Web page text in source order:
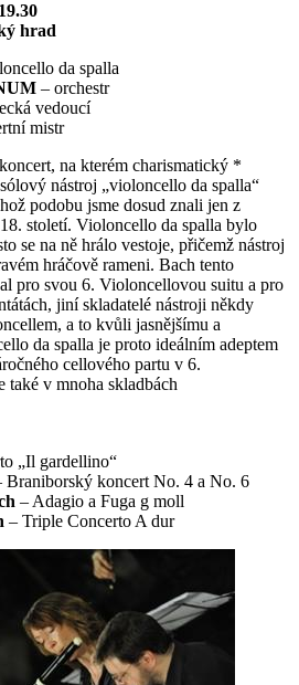
hrad
da spalla
– orchestr
vedoucí
mistr
na kterém charismatický *
nástroj „violoncello da spalla“
podobu jsme dosud znali jen z
století. Violoncello da spalla bylo
se na ně hrálo vestoje, přičemž nástroj
hráčově rameni. Bach tento
pro svou 6. Violoncellovou suitu a pro
jiní skladatelé nástroji někdy
a to kvůli jasnějšímu a
da spalla je proto ideálním adeptem
cellového partu v 6.
také v mnoha skladbách
„Il gardellino“
Braniborský koncert No. 4 a No. 6
– Adagio a Fuga g moll
– Triple Concerto A dur